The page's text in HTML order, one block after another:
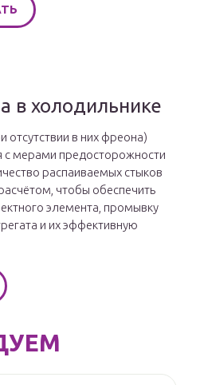
в холодильнике
отсутствии в них фреона)
с мерами предосторожности
распаиваемых стыков
чтобы обеспечить
элемента, промывку
и их эффективную